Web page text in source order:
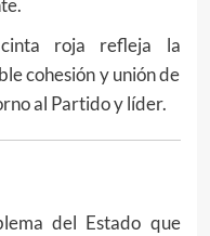
roja refleja la
cohesión y unión de
al Partido y líder.
del Estado que